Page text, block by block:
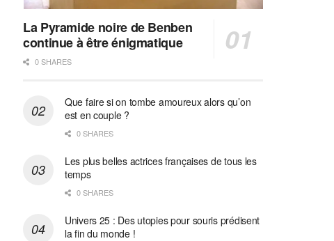
La Pyramide noire de Benben
continue à être énigmatique
0 SHARES
Que faire si on tombe amoureux alors qu’on
est en couple ?
0 SHARES
Les plus belles actrices françaises de tous les
temps
0 SHARES
Univers 25 : Des utopies pour souris prédisent
la fin du monde !